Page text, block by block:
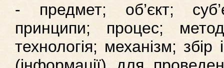
- предмет; об’єкт;
принципи; процес;
технологія; механізм;